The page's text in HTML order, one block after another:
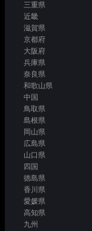
三重県
近畿
滋賀県
京都府
大阪府
兵庫県
奈良県
和歌山県
中国
鳥取県
島根県
岡山県
広島県
山口県
四国
徳島県
香川県
愛媛県
高知県
九州